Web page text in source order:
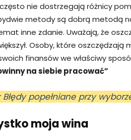
często nie dostrzegają różnicy
metody są dobrą metodą
inne zdanie. Uważają, że
Osoby, które
finansów we właściwy
na siebie pracować”
Błędy popełniane przy
moja wina